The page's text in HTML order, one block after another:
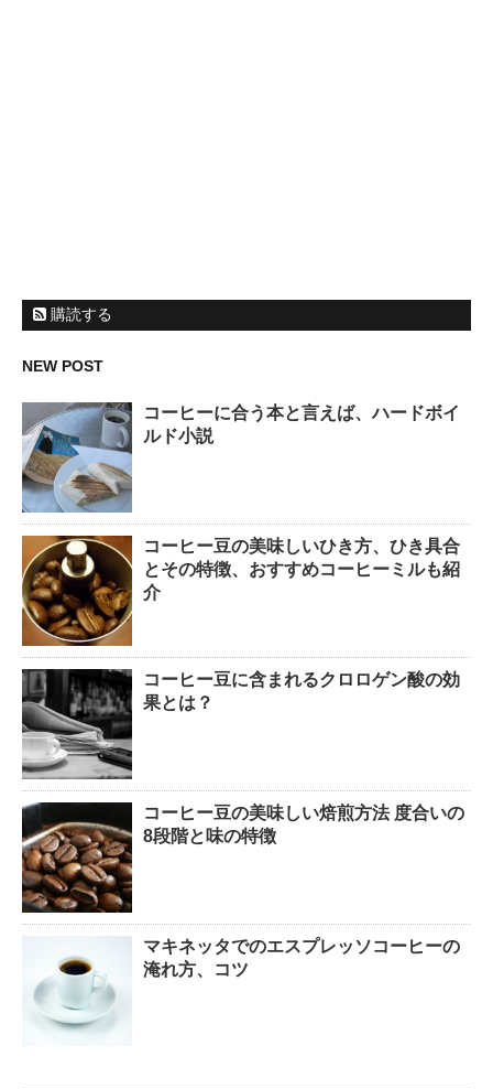
購読する
NEW POST
コーヒーに合う本と言えば、ハードボイ
ルド小説
コーヒー豆の美味しいひき方、ひき具合
とその特徴、おすすめコーヒーミルも紹
介
コーヒー豆に含まれるクロロゲン酸の効
果とは？
コーヒー豆の美味しい焙煎方法 度合いの
8段階と味の特徴
マキネッタでのエスプレッソコーヒーの
淹れ方、コツ